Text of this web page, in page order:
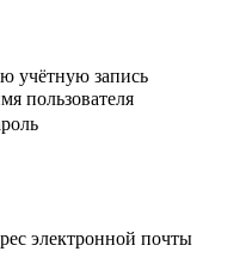
учётную запись
пользователя
электронной почты